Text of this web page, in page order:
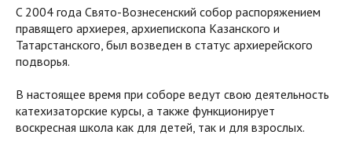
C 2004 года Свято-Вознесенский собор распоряжением
правящего архиерея, архиепископа Казанского и
Татарстанского, был возведен в статус архиерейского
подворья.
В настоящее время при соборе ведут свою деятельность
катехизаторские курсы, а также функционирует
воскресная школа как для детей, так и для взрослых.